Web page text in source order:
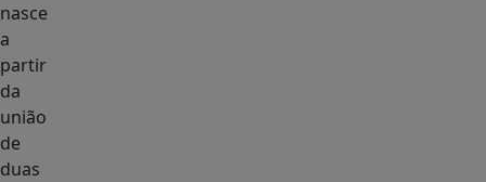
nasce
a
partir
da
união
de
duas